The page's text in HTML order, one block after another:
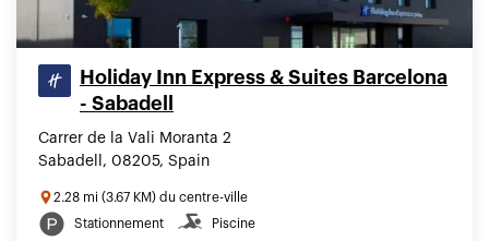
Holiday Inn Express & Suites Barcelona
- Sabadell
Carrer de la Vali Moranta 2
Sabadell, 08205, Spain
2.28 mi (3.67 KM) du centre-ville
Stationnement
Piscine